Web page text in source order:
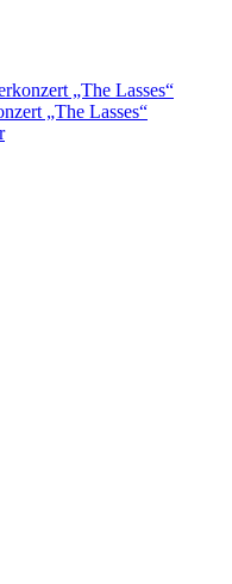
„The Lasses“
„The Lasses“